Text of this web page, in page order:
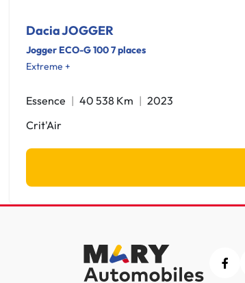
Dacia JOGGER
Jogger ECO-G 100 7 places
Extreme +
Essence 40 538 Km
2023
Crit'Air